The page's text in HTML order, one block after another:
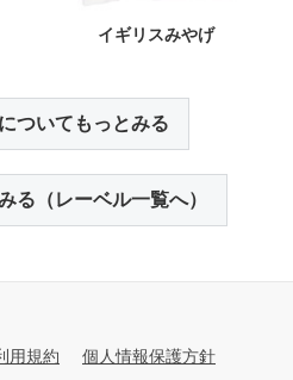
イギリスみやげ
ついてもっとみる
る（レーベル一覧へ）
用規約 個人情報保護方針